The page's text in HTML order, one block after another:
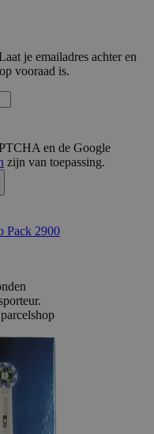
je emailadres achter en
vooraad is.
en de Google
zijn van toepassing.
Pack 2900